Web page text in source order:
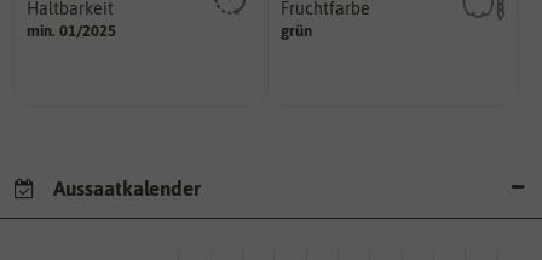
Haltbarkeit
min. 01/2025
und Pflanzgut sehr gut keimen
sollte.
Fruchtfarbe
grün
sie nach dem Reifungsprozess
hat.
Aussaatkalender